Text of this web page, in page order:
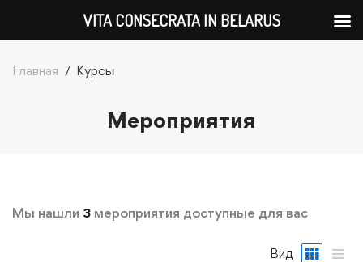
Главная Курсы
Мероприятия
Мы нашли 3 мероприятия доступные для вас
Вид
VITA CONSECRATA IN BELARUS